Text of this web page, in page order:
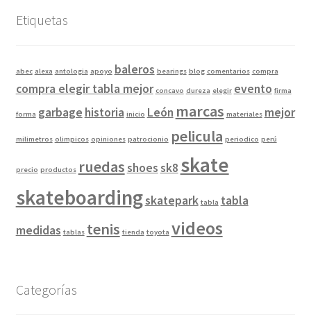
Etiquetas
abec alexa antologia apoyo baleros bearings blog comentarios compra
compra elegir tabla mejor concavo dureza elegir evento firma
forma garbage historia inicio León marcas materiales mejor
milimetros olimpicos opiniones patrocionio pelicula periodico perú
precio productos ruedasshoessk8 skate
skateboardingskatepark tabla tabla
medidas tablas tenis tienda toyota videos
Categorías